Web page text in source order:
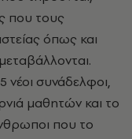
που τους
όπως και
νέοι συνάδελφοι,
μαθητών και το
που το